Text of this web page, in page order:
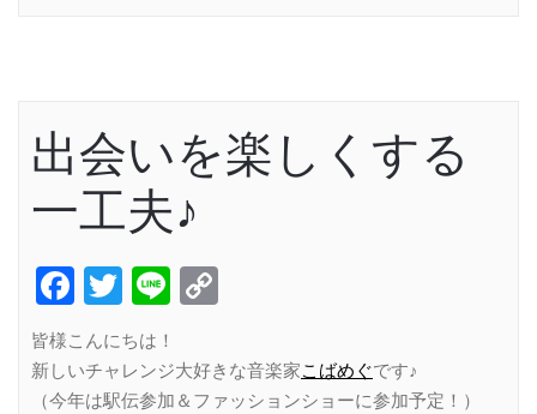
出会いを楽しくする
一工夫♪
Facebook
Twitter
Line
皆様こんにちは！
新しいチャレンジ大好きな音楽家こばめぐです♪
（今年は駅伝参加＆ファッションショーに参加予定！）